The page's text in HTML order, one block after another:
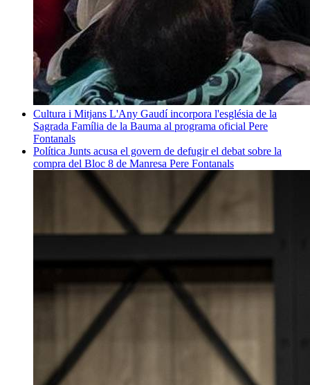
Cultura i Mitjans L'Any Gaudí incorpora l'església de la
Sagrada Família de la Bauma al programa oficial Pere
Fontanals
Política Junts acusa el govern de defugir el debat sobre la
compra del Bloc 8 de Manresa Pere Fontanals